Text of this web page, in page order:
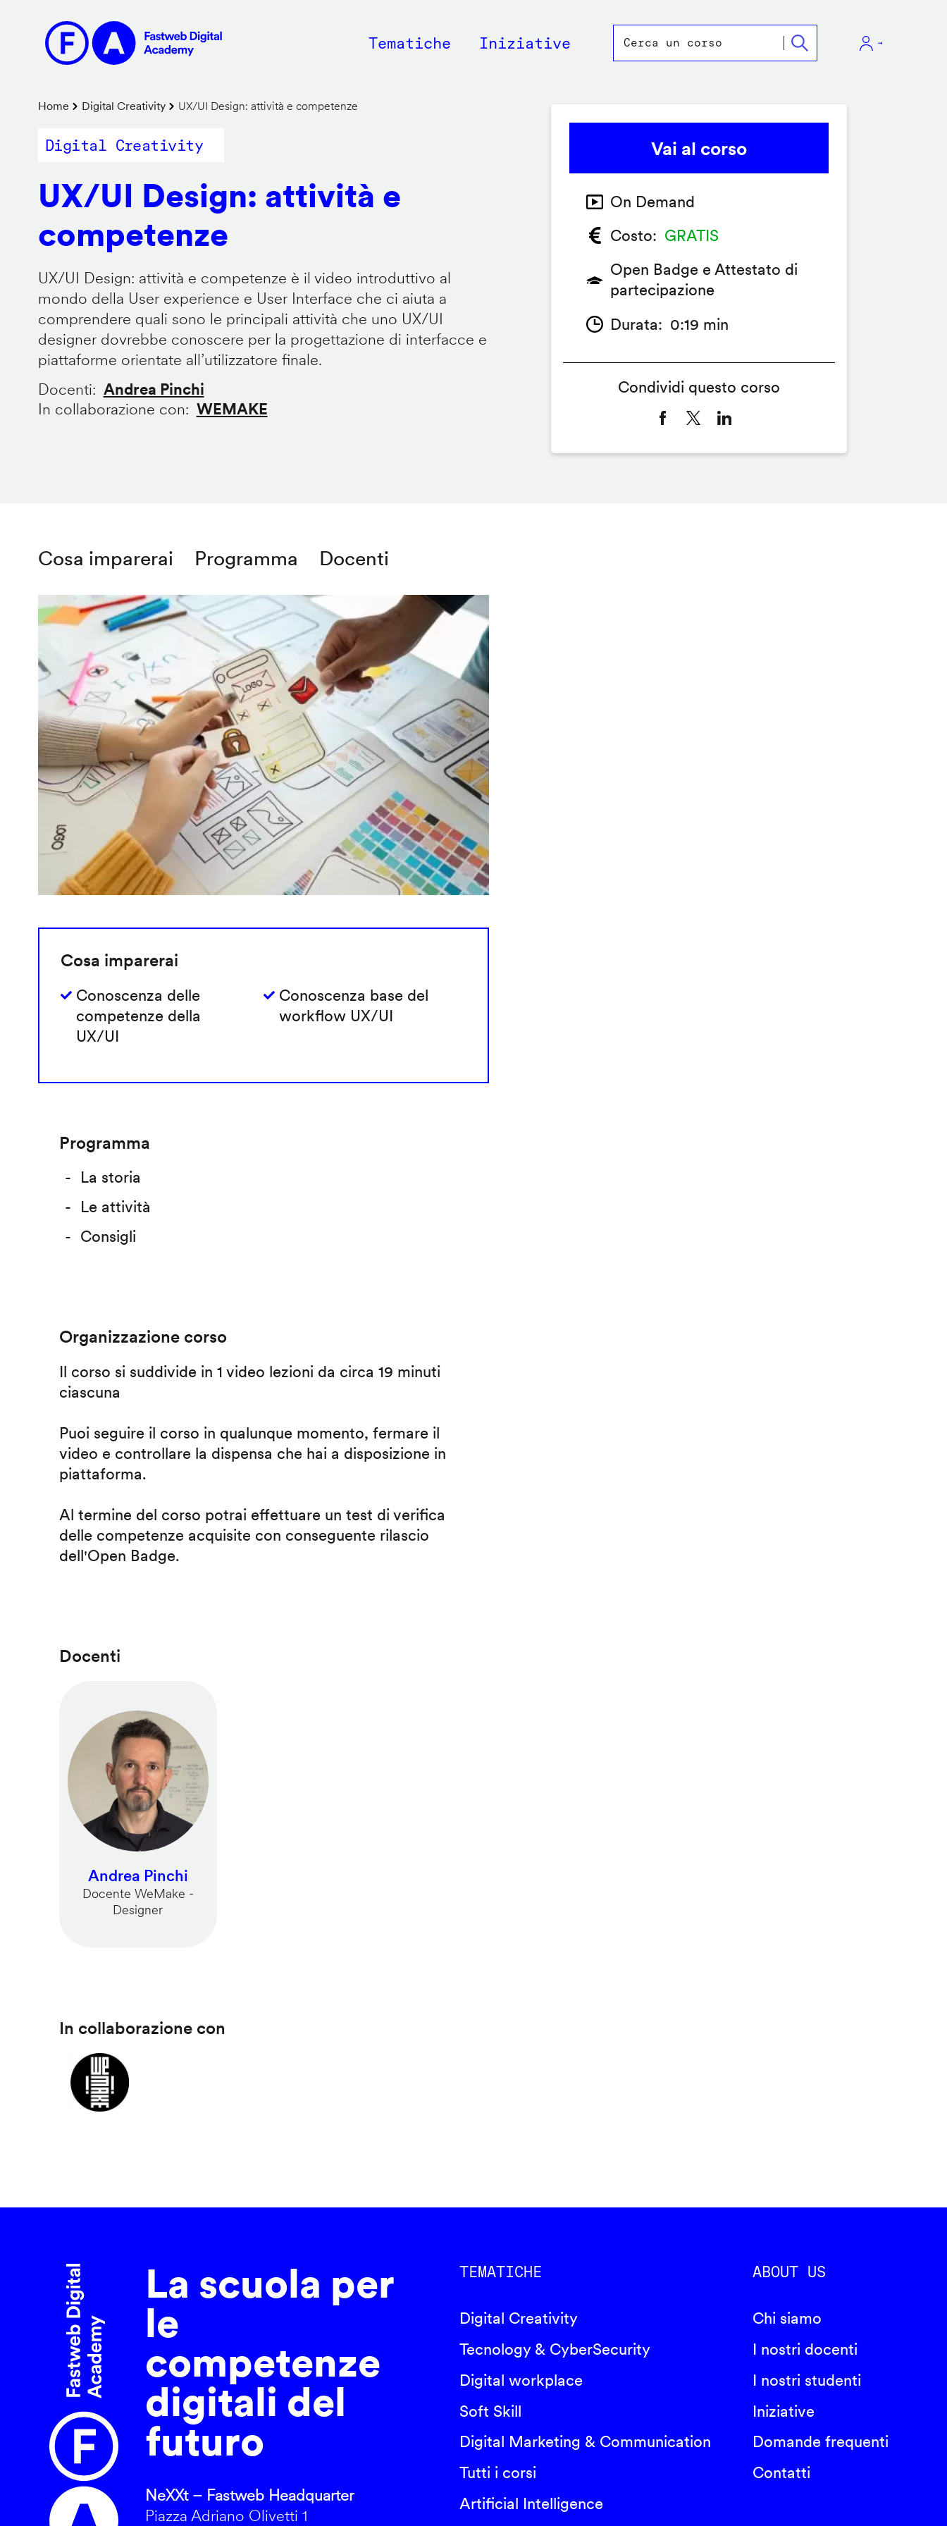
contenuto
principale
Main
Tematiche Iniziative
Briciole
di
Home Digital Creativity UX/UI Design: attività e competenze
Digital Creativity
UX/UI Design: attività e
competenze
UX/UI Design: attività e competenze è il video introduttivo al
mondo della User experience e User Interface che ci aiuta a
comprendere quali sono le principali attività che uno UX/UI
designer dovrebbe conoscere per la progettazione di interfacce e
piattaforme orientate all’utilizzatore finale.
Docenti
Andrea Pinchi
In collaborazione con
WEMAKE
Cosa imparerai Programma Docenti
Cosa imparerai
Conoscenza delle
competenze della
UX/UI
Conoscenza base del
workflow UX/UI
Programma
La storia
Le attività
Consigli
Organizzazione corso
Il corso si suddivide in 1 video lezioni da circa 19 minuti
ciascuna
Puoi seguire il corso in qualunque momento, fermare il
video e controllare la dispensa che hai a disposizione in
piattaforma.
Al termine del corso potrai effettuare un test di verifica
delle competenze acquisite con conseguente rilascio
dell'Open Badge.
Docenti
Andrea Pinchi
Docente WeMake -
Designer
In collaborazione con
Vai al corso
On Demand
Costo
GRATIS
Open Badge e Attestato di
partecipazione
Durata
0:19 min
Condividi questo corso
La scuola per
le
competenze
digitali del
futuro
NeXXt – Fastweb Headquarter
Piazza Adriano Olivetti 1
TEMATICHE
Digital Creativity
Tecnology & CyberSecurity
Digital workplace
Soft Skill
Digital Marketing & Communication
Tutti i corsi
Artificial Intelligence
ABOUT US
Chi siamo
I nostri docenti
I nostri studenti
Iniziative
Domande frequenti
Contatti